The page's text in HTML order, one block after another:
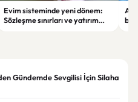
Evim sisteminde yeni dönem:
Sözleşme sınırları ve yatırım
Gündemde Sevgilisi İçin Silaha